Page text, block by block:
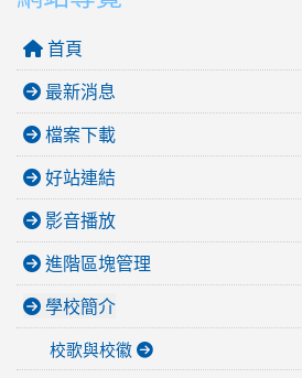
首頁
最新消息
檔案下載
好站連結
影音播放
進階區塊管理
學校簡介
校歌與校徽